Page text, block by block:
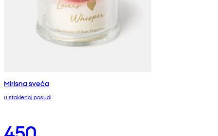
Mirisna sveća
u staklenoj posudi